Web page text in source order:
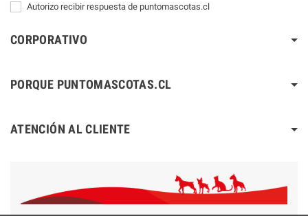
Autorizo recibir respuesta de puntomascotas.cl
CORPORATIVO
PORQUE PUNTOMASCOTAS.CL
ATENCIÓN AL CLIENTE